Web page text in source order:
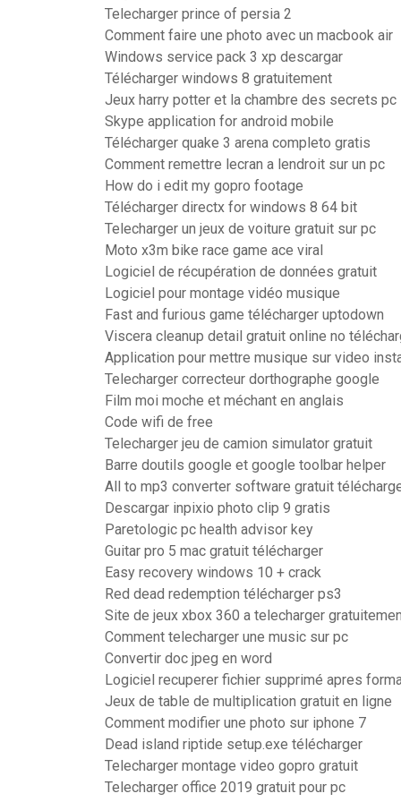
Telecharger prince of persia 2
Comment faire une photo avec un macbook air
Windows service pack 3 xp descargar
Télécharger windows 8 gratuitement
Jeux harry potter et la chambre des secrets pc
Skype application for android mobile
Télécharger quake 3 arena completo gratis
Comment remettre lecran a lendroit sur un pc
How do i edit my gopro footage
Télécharger directx for windows 8 64 bit
Telecharger un jeux de voiture gratuit sur pc
Moto x3m bike race game ace viral
Logiciel de récupération de données gratuit
Logiciel pour montage vidéo musique
Fast and furious game télécharger uptodown
Viscera cleanup detail gratuit online no
Application pour mettre musique sur video
Telecharger correcteur dorthographe google
Film moi moche et méchant en anglais
Code wifi de free
Telecharger jeu de camion simulator gratuit
Barre doutils google et google toolbar helper
All to mp3 converter software gratuit
Descargar inpixio photo clip 9 gratis
Paretologic pc health advisor key
Guitar pro 5 mac gratuit télécharger
Easy recovery windows 10 + crack
Red dead redemption télécharger ps3
Site de jeux xbox 360 a telecharger
Comment telecharger une music sur pc
Convertir doc jpeg en word
Logiciel recuperer fichier supprimé apres
Jeux de table de multiplication gratuit en ligne
Comment modifier une photo sur iphone 7
Dead island riptide setup.exe télécharger
Telecharger montage video gopro gratuit
Telecharger office 2019 gratuit pour pc